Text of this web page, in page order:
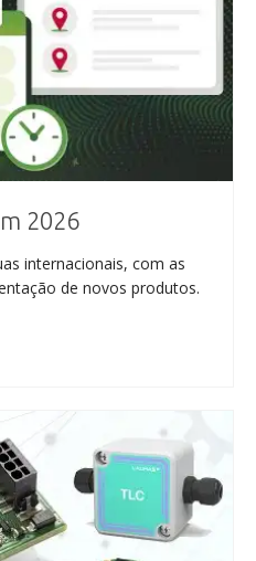
2026
internacionais, com as
de novos produtos.